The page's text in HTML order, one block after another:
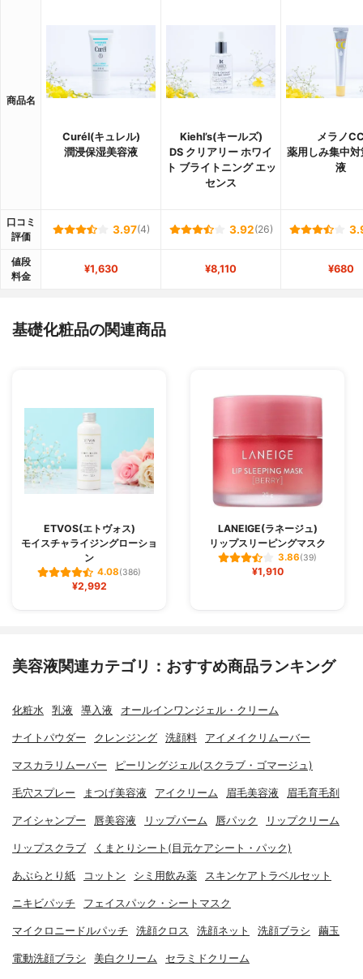
商品名
Curél(キュレル)
潤浸保湿美容液
Kiehl’s(キールズ)
DS クリアリー ホワイ
ト ブライトニング エッ
センス
メラノ
薬用しみ集中対
液
口コミ
評価
3.97(4) 3.92(26)
値段
料金
¥1,630 ¥8,110 ¥680
基礎化粧品の関連商品
ETVOS(エトヴォス)
モイスチャライジングローショ
ン
4.08(386)
¥2,992
LANEIGE(ラネージュ)
リップスリーピングマスク
3.86(39)
¥1,910
美容液関連カテゴリ：おすすめ商品ランキング
化粧水 乳液 導入液 オールインワンジェル・クリーム
ナイトパウダー クレンジング 洗顔料 アイメイクリムーバー
マスカラリムーバー ピーリングジェル(スクラブ・ゴマージュ)
毛穴スプレー まつげ美容液 アイクリーム 眉毛美容液 眉毛育毛剤
アイシャンプー 唇美容液 リップバーム 唇パック リップクリーム
リップスクラブ くまとりシート(目元ケアシート・パック)
あぶらとり紙 コットン シミ用飲み薬 スキンケアトラベルセット
ニキビパッチ フェイスパック・シートマスク
マイクロニードルパッチ 洗顔クロス 洗顔ネット 洗顔ブラシ 繭玉
電動洗顔ブラシ 美白クリーム セラミドクリーム